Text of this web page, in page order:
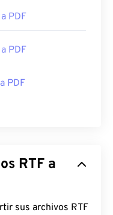
PDF
PDF
PDF
a
archivos RTF